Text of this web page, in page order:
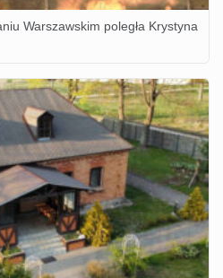
Warszawskim poległa Krystyna